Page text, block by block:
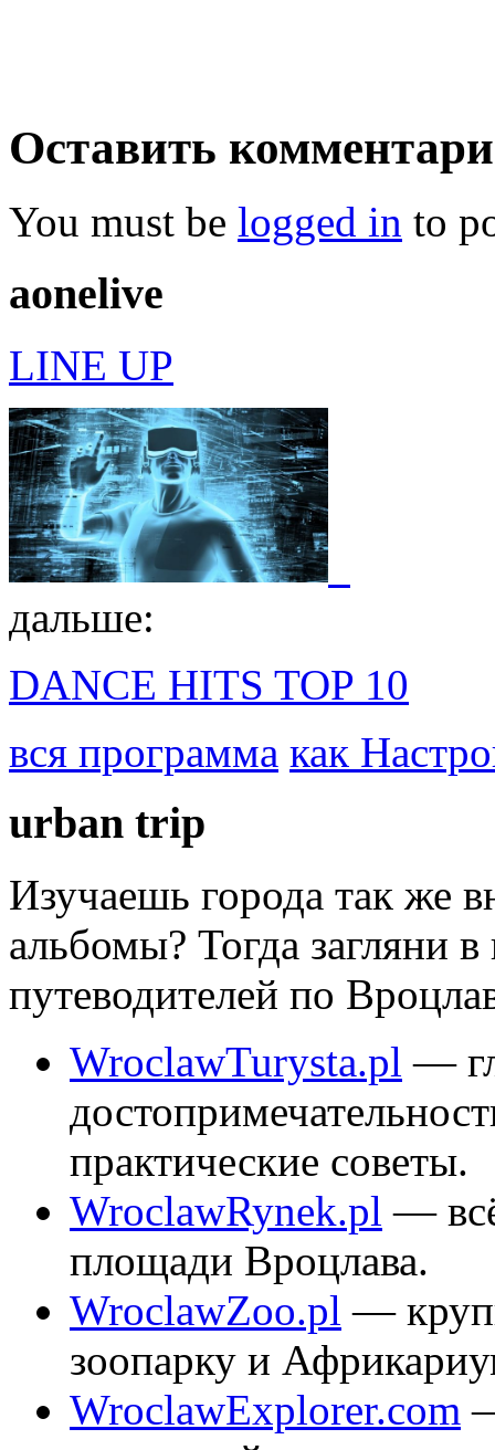
Оставить
You must be logged in to
aonelive
LINE UP
дальше:
DANCE HITS TOP 10
вся программа как
urban trip
Изучаешь города так же
альбомы? Тогда загляни
путеводителей по
WroclawTurysta.pl —
практические советы.
WroclawRynek.pl —
площади Вроцлава.
WroclawZoo.pl —
зоопарку и
WroclawExplorer.com